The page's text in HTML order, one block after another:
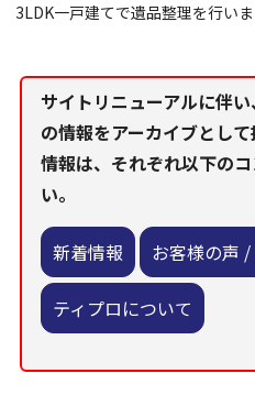
3LDK一戸建てで遺品整理を行い
サイトリニューアルに伴
の情報をアーカイブとし
情報は、それぞれ以下の
い。
新着情報 お客様の声 /
ティプロについて